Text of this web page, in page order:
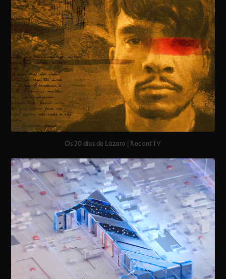
Os 20 dias de Lázaro | Record TV